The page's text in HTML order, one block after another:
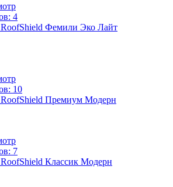
4
RoofShield Фемили Эко Лайт
10
RoofShield Премиум Модерн
7
Классик Модерн